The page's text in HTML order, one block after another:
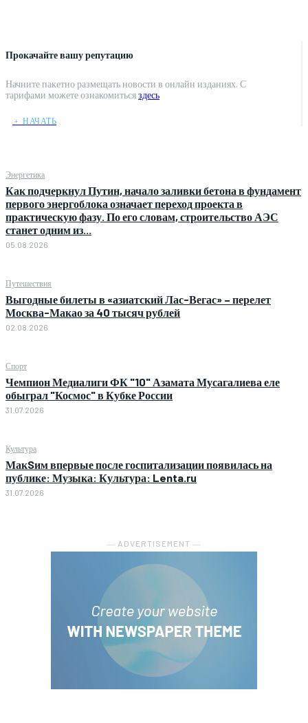
Прокачайте вашу репутацию
Начните пакетно размещать новости в онлайн изданиях. С
тарифами можете ознакомитьсяздесь
﹢ НАЧАТЬ
Энергетика
Как подчеркнул Путин, начало заливки бетона в фундамент
первого энергоблока означает переход проекта в
практическую фазу. По его словам, строительство АЭС
станет одним из...
05.08.2026
Путешествия
Выгодные билеты в «азиатский Лас-Вегас» – перелет
Москва-Макао за 40 тысяч рублей
02.08.2026
Спорт
Чемпион Медиалиги ФК "10" Азамата Мусагалиева еле
обыграл "Космос" в Кубке России
31.07.2026
Культура
МакSим впервые после госпитализации появилась на
публике: Музыка: Культура: Lenta.ru
31.07.2026
― ADVERTISEMENT ―